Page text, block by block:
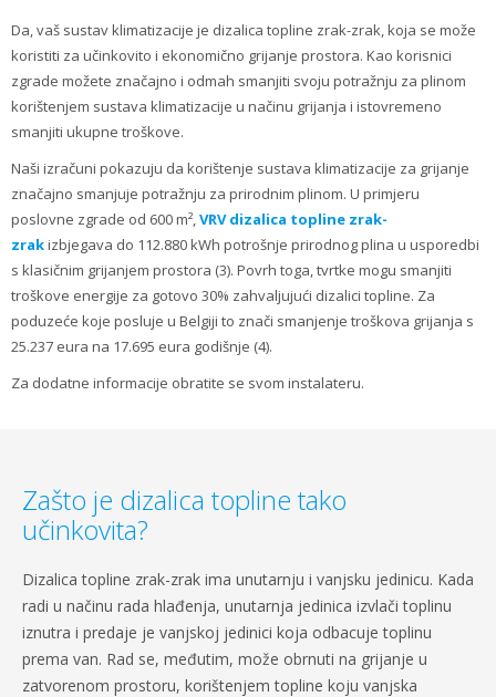
Da, vaš sustav klimatizacije je dizalica topline zrak-zrak, koja se može
koristiti za učinkovito i ekonomično grijanje prostora. Kao korisnici
zgrade možete značajno i odmah smanjiti svoju potražnju za plinom
korištenjem sustava klimatizacije u načinu grijanja i istovremeno
smanjiti ukupne troškove.
Naši izračuni pokazuju da korištenje sustava klimatizacije za grijanje
značajno smanjuje potražnju za prirodnim plinom. U primjeru
poslovne zgrade od 600 m²,VRV dizalica topline zrak-
zrakizbjegava do 112.880 kWh potrošnje prirodnog plina u usporedbi
s klasičnim grijanjem prostora (3). Povrh toga, tvrtke mogu smanjiti
troškove energije za gotovo 30% zahvaljujući dizalici topline. Za
poduzeće koje posluje u Belgiji to znači smanjenje troškova grijanja s
25.237 eura na 17.695 eura godišnje (4).
Za dodatne informacije obratite se svom instalateru.
Zašto je dizalica topline tako
učinkovita?
Dizalica topline zrak-zrak ima unutarnju i vanjsku jedinicu. Kada
radi u načinu rada hlađenja, unutarnja jedinica izvlači toplinu
iznutra i predaje je vanjskoj jedinici koja odbacuje toplinu
prema van. Rad se, međutim, može obrnuti na grijanje u
zatvorenom prostoru, korištenjem topline koju vanjska